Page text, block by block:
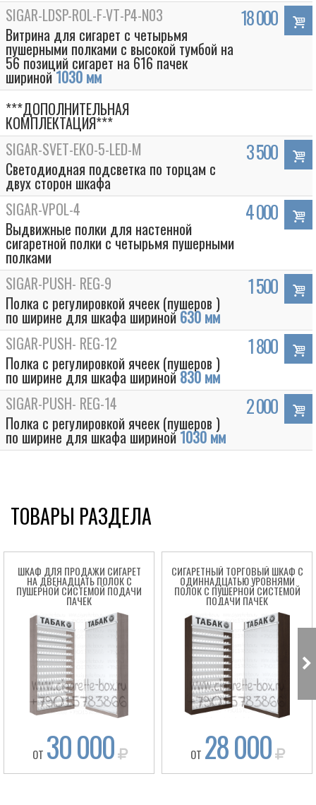
SIGAR-LDSP-ROL-F-VT-P4-N03
Витрина для сигарет с четырьмя
пушерными полками с высокой тумбой на
56 позиций сигарет на 616 пачек
шириной1030 мм
18 000
***ДОПОЛНИТЕЛЬНАЯ
КОМПЛЕКТАЦИЯ***
SIGAR-SVET-EKO-5-LED-M
Светодиодная подсветка по торцам с
двух сторон шкафа
3 500
SIGAR-VPOL-4
Выдвижные полки для настенной
сигаретной полки с четырьмя пушерными
полками
4 000
SIGAR-PUSH- REG-9
Полка с регулировкой ячеек (пушеров )
по ширине для шкафа шириной630 мм
1 500
SIGAR-PUSH- REG-12
Полка с регулировкой ячеек (пушеров )
по ширине для шкафа шириной830 мм
1 800
SIGAR-PUSH- REG-14
Полка с регулировкой ячеек (пушеров )
по ширине для шкафа шириной1030 мм
2 000
ТОВАРЫ РАЗДЕЛА
ШКАФ ДЛЯ ПРОДАЖИ СИГАРЕТ
НА ДВЕНАДЦАТЬ ПОЛОК С
ПУШЕРНОЙ СИСТЕМОЙ ПОДАЧИ
ПАЧЕК
ОТ 30 000
СИГАРЕТНЫЙ ТОРГОВЫЙ ШКАФ C
ОДИННАДЦАТЬЮ УРОВНЯМИ
ПОЛОК С ПУШЕРНОЙ СИСТЕМОЙ
ПОДАЧИ ПАЧЕК
ОТ 28 000